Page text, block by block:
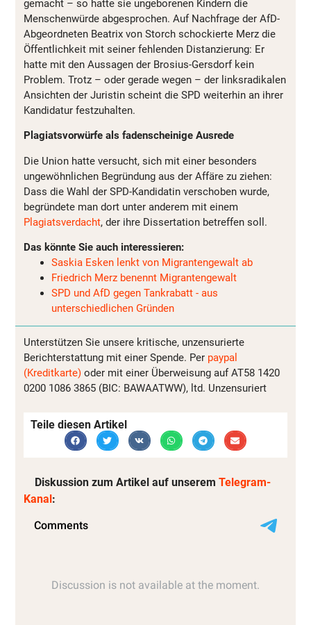
gemacht – so hatte sie ungeborenen Kindern die
Menschenwürde abgesprochen. Auf Nachfrage der AfD-
Abgeordneten Beatrix von Storch schockierte Merz die
Öffentlichkeit mit seiner fehlenden Distanzierung: Er
hatte mit den Aussagen der Brosius-Gersdorf kein
Problem. Trotz – oder gerade wegen – der linksradikalen
Ansichten der Juristin scheint die SPD weiterhin an ihrer
Kandidatur festzuhalten.
Plagiatsvorwürfe als fadenscheinige Ausrede
Die Union hatte versucht, sich mit einer besonders
ungewöhnlichen Begründung aus der Affäre zu ziehen:
Dass die Wahl der SPD-Kandidatin verschoben wurde,
begründete man dort unter anderem mit einem
Plagiatsverdacht, der ihre Dissertation betreffen soll.
Das könnte Sie auch interessieren:
Saskia Esken lenkt von Migrantengewalt ab
Friedrich Merz benennt Migrantengewalt
SPD und AfD gegen Tankrabatt - aus
unterschiedlichen Gründen
Unterstützen Sie unsere kritische, unzensurierte
Berichterstattung mit einer Spende. Per paypal
(Kreditkarte) oder mit einer Überweisung auf AT58 1420
0200 1086 3865 (BIC: BAWAATWW), ltd. Unzensuriert
Teile diesen Artikel
Diskussion zum Artikel auf unserem Telegram-
Kanal :